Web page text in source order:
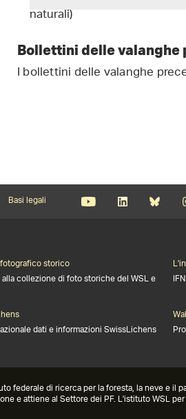
naturali)
Bollettini delle valanghe
I bollettini delle valanghe
Basi legali
storico
collezione di foto storiche del WSL e
dati e informazioni SwissLichens
federale di ricerca per la foresta, la neve e
e attiene al Settore dei PF. L'istituto WSL